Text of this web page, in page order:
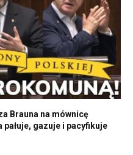
Brauna na mównicę
gazuje i pacyfikuje